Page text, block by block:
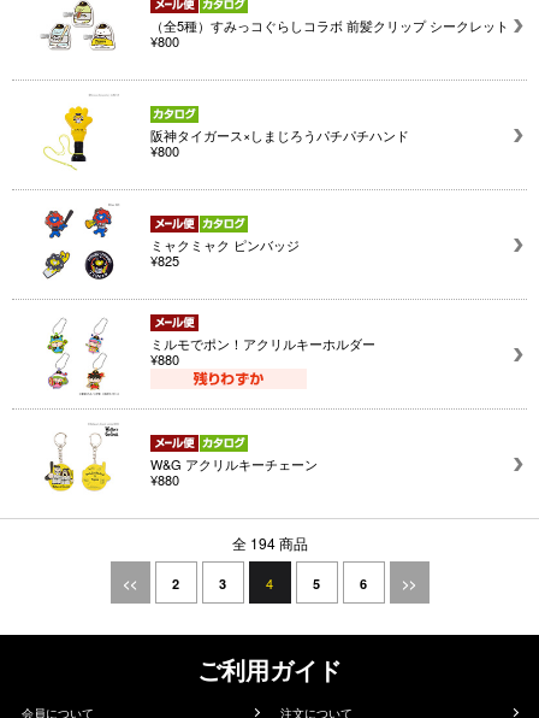
（全5種）すみっコぐらしコラボ 前髪クリップ シークレット
¥800
阪神タイガース×しまじろうパチパチハンド
¥800
ミャクミャク ピンバッジ
¥825
ミルモでポン！アクリルキーホルダー
¥880
W&G アクリルキーチェーン
¥880
全 194 商品
<< 2 3 4 5 6 >>
ご利用ガイド
会員について 注文について